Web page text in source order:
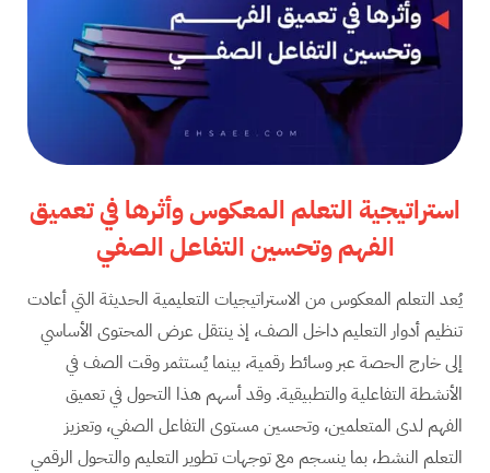
استراتيجية التعلم المعكوس وأثرها في تعميق
الفهم وتحسين التفاعل الصفي
يُعد التعلم المعكوس من الاستراتيجيات التعليمية الحديثة التي أعادت
تنظيم أدوار التعليم داخل الصف، إذ ينتقل عرض المحتوى الأساسي
إلى خارج الحصة عبر وسائط رقمية، بينما يُستثمر وقت الصف في
الأنشطة التفاعلية والتطبيقية. وقد أسهم هذا التحول في تعميق
الفهم لدى المتعلمين، وتحسين مستوى التفاعل الصفي، وتعزيز
التعلم النشط، بما ينسجم مع توجهات تطوير التعليم والتحول الرقمي